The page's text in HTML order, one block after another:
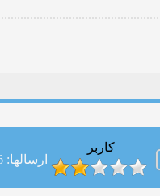
کاربر
ارسالها: 1806